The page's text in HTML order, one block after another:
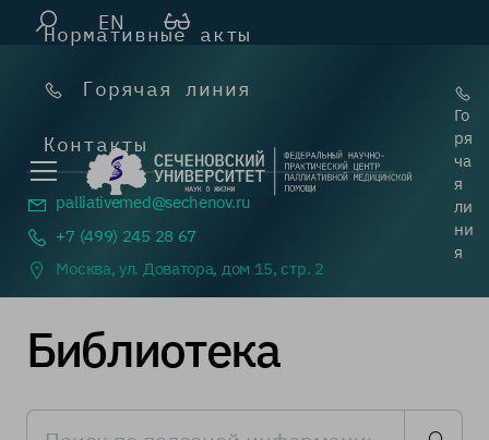
EN
Го
ря
ча
я
ли
ни
я
Нормативные акты
Горячая линия
Контакты
palliativemed@sechenov.ru
+7 (499) 245 28 67
Москва, ул. Доватора, дом 15, стр. 2
Библиотека